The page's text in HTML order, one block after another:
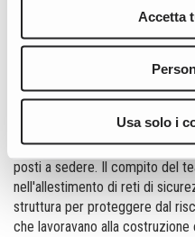
Accetta
Usa solo i
al nostro team l'opportunità
Barra Anticaduta Genie Lift
Punti salienti del Progetto
Con solo tre giorni di lavoro
che è stata poi coperta da
accesso alle scale e come
posti a sedere. Il compito del
nell'allestimento di reti di
struttura per proteggere dal
che lavoravano alla